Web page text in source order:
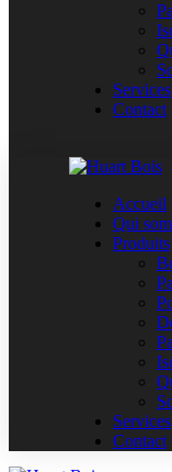
Services
Contact
Accueil
Qui
Produits
Services
Contact